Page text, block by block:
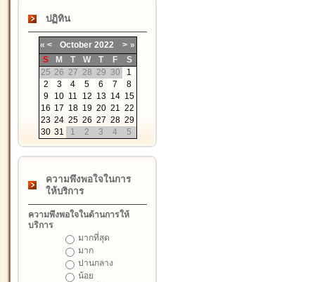
ปฏิทิน
« < October 2022 > »
S
M T W T F
S
25 26 27 28 29 30
1
2
3 4 5 6 7
8
9
10 11 12 13 14 15
16 17 18 19 20 21 22
23 24 25 26 27 28 29
30 31 1 2 3 4 5
ความพึงพอใจในการ
ให้บริการ
ความพึงพอใจในด้านการให้
บริการ
มากที่สุด
มาก
ปานกลาง
น้อย